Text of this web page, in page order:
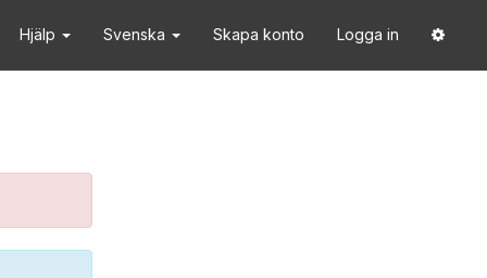
Hjälp Svenska Skapa konto Logga in